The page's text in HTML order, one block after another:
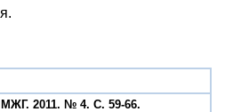
2011. № 4. С. 59-66.